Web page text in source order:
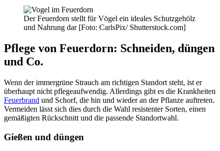
Der Feuerdorn stellt für Vögel ein ideales Schutzgehölz
und Nahrung dar [Foto: CarlsPix/ Shutterstock.com]
Pflege von Feuerdorn: Schneiden, düngen
und Co.
Wenn der immergrüne Strauch am richtigen Standort steht, ist er
überhaupt nicht pflegeaufwendig. Allerdings gibt es die Krankheiten
Feuerbrand und Schorf, die hin und wieder an der Pflanze auftreten.
Vermeiden lässt sich dies durch die Wahl resistenter Sorten, einen
gemäßigten Rückschnitt und die passende Standortwahl.
Gießen und düngen